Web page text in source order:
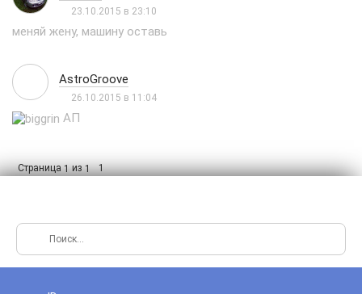
23.10.2015 в 23:10
меняй жену, машину оставь
AstroGroove
26.10.2015 в 11:04
АП
Страница1из1 1